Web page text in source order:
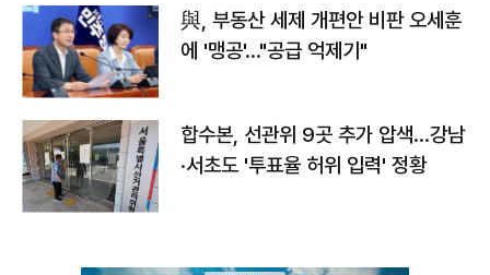
與, 부동산 세제 개편안 비판 오세훈
에 '맹공'…"공급 억제기"
합수본, 선관위 9곳 추가 압색…강남
·서초도 '투표율 허위 입력' 정황